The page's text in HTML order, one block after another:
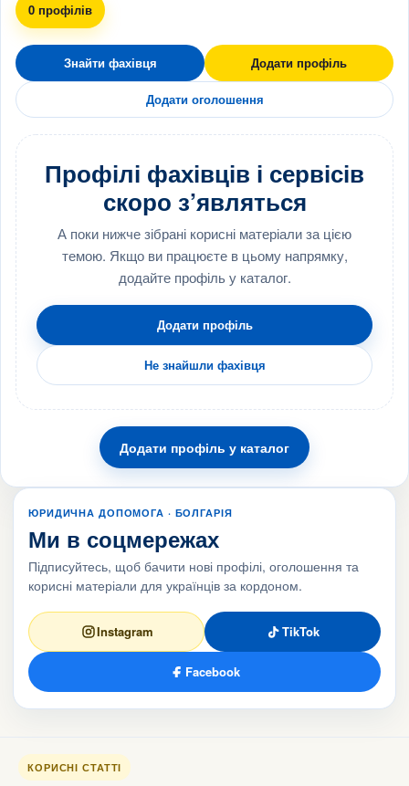
0 профілів
Знайти фахівця Додати профіль
Додати оголошення
Профілі фахівців і сервісів
скоро з’являться
А поки нижче зібрані корисні матеріали за цією
темою. Якщо ви працюєте в цьому напрямку,
додайте профіль у каталог.
Додати профіль
Не знайшли фахівця
Додати профіль у каталог
ЮРИДИЧНА ДОПОМОГА · БОЛГАРІЯ
Ми в соцмережах
Підписуйтесь, щоб бачити нові профілі, оголошення та
корисні матеріали для українців за кордоном.
Instagram TikTok
Facebook
КОРИСНІ СТАТТІ